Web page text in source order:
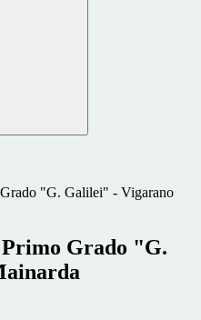
"G. Galilei" - Vigarano
Primo Grado "G.